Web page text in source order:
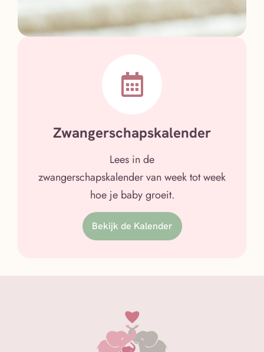
Zwangerschapskalender
Lees in de
zwangerschapskalender van week tot week
hoe je baby groeit.
Bekijk de Kalender